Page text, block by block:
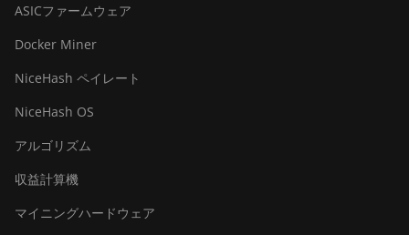
BITMAIN Antminer S23 Imm.
(442Th)
BITMAIN Antminer S23e Hyd
2U (865Th/s)
BITMAIN Antminer T19
Hydro (158Th)
ASICファームウェア
Docker Miner
NiceHash ペイレート
NiceHash OS
アルゴリズム
収益計算機
マイニングハードウェア